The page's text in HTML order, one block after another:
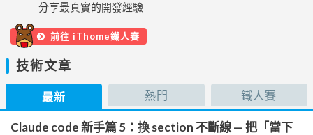
分享最真實的開發經驗
前往 iThome鐵人賽
技術文章
最新 熱門 鐵人賽
Claude code 新手篇 5：換 section 不斷線 — 把「當下